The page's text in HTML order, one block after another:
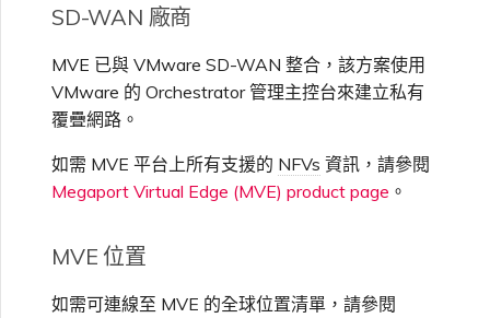
SAP
Megaport 授權書
使用 API 建立 MCR VXC
從 MCR 建立至 Azure 的
VXC
從 MVE 建立至 AWS 的 VXC
從 MVE 建立至 Azure 的
客戶安全責任
Megaport Portal 驗證常見
X-Auth Token 淘汰常見問題
API 淘汰常見問題
SD-WAN 廠商
MVE 已與 VMware SD-WAN 整合，該方案使用
VMware 的 Orchestrator 管理主控台來建立私有
覆疊網路。
如需 MVE 平台上所有支援的 NFVs 資訊，請參閱
Megaport Virtual Edge (MVE) product page 。
MVE 位置
如需可連線至 MVE 的全球位置清單，請參閱